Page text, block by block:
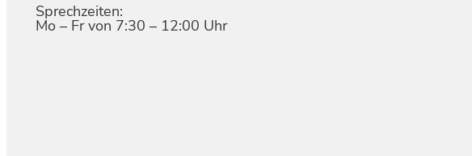
Sprechzeiten:
Mo – Fr von 7:30 – 12:00 Uhr